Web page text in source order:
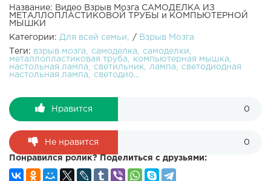
Название: Видео Взрыв Мозга САМОДЕЛКА ИЗ
МЕТАЛЛОПЛАСТИКОВОЙ ТРУБЫ и КОМПЬЮТЕРНОЙ
МЫШКИ
Категории: Для всей семьи / Взрыв Мозга
Теги: взрыв мозга самоделка
самоделки
металлопластиковая труба
компьютерная мышка
настольная лампа
светильник лампа
светодиодная
настольная лампа
светодио...
Нравится 0
Не нравится 0
Понравился ролик? Поделиться с друзьями: